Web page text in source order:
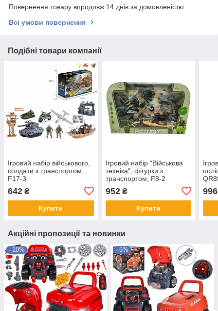
Повернення товару впродовж 14 днів за домовленістю
Всі умови повернення
Подібні товари компанії
Ігровий набір військового,
солдати з транспортом,
F17-3
642 ₴
Купити
Ігровий набір "Військова
техніка", фігурки з
транспортом, F8-2
952₴
Купити
996
Акційні пропозиції та новинки
–10% –5%